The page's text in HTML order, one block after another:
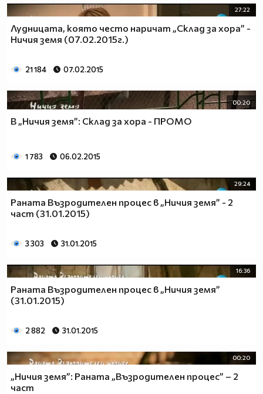
27:22
Лудницата, която често наричат „Склад за хора” -
Ничия земя (07.02.2015г.)
21 184 07.02.2015
00:20
В „Ничия земя”: Склад за хора - ПРОМО
1 783 06.02.2015
29:24
Раната Възродителен процес в „Ничия земя” - 2
част (31.01.2015)
3 303 31.01.2015
16:36
Раната Възродителен процес в „Ничия земя”
(31.01.2015)
2 882 31.01.2015
00:20
„Ничия земя”: Раната „Възродителен процес” – 2
част